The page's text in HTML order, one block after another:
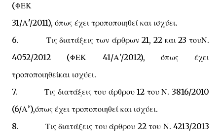
(ΦΕΚ
31/Α'/2011), όπως έχει τροποποιηθεί και ισχύει.
6. Τις διατάξεις των άρθρων 21, 22 και 23 τουΝ.
4052/2012 (ΦΕΚ 41/Α'/2012), όπως έχει
τροποποιηθείκαι ισχύει.
7. Τις διατάξεις του άρθρου 12 του Ν. 3816/2010
(6/Α’),όπως έχει τροποποιηθεί και ισχύει.
8. Τις διατάξεις του άρθρου 22 του Ν. 4213/2013